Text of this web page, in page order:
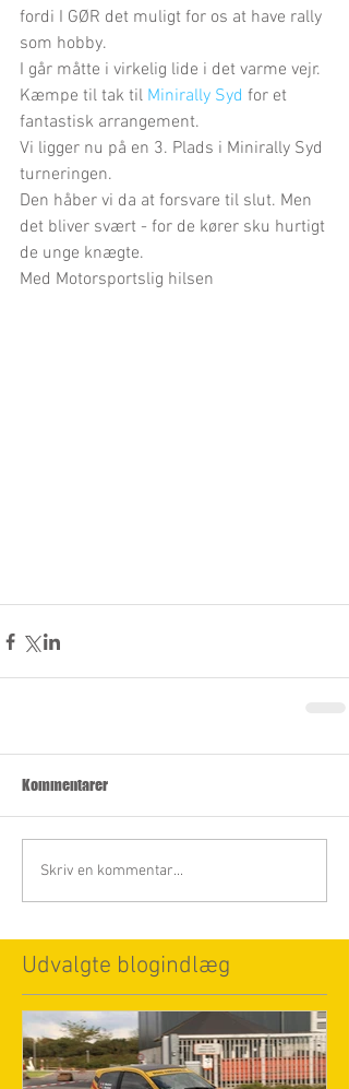
fordi I GØR det muligt for os at have rally
som hobby.
I går måtte i virkelig lide i det varme vejr.
Kæmpe til tak til Minirally Syd for et
fantastisk arrangement.
Vi ligger nu på en 3. Plads i Minirally Syd
turneringen.
Den håber vi da at forsvare til slut. Men
det bliver svært - for de kører sku hurtigt
de unge knægte.
Med Motorsportslig hilsen
Kommentarer
Skriv en kommentar...
Udvalgte blogindlæg